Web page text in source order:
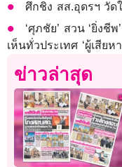
ศึกชิง สส.อุดรฯ วัด
‘ศุภชัย’ สวน ‘ยิ่งชี
เห็นทั่วประเทศ ‘ผู้เสีย
ข่าวล่าสุด